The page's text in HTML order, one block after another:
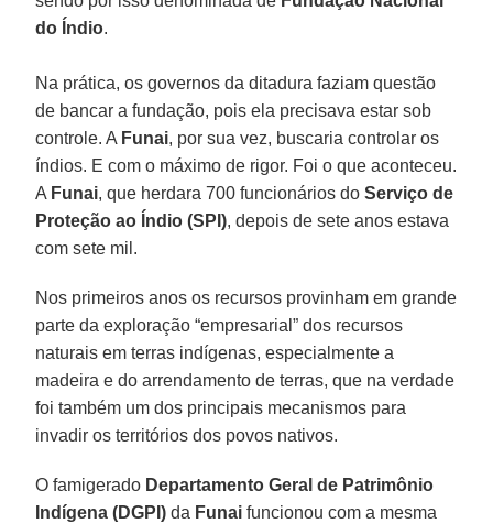
do Índio.
Na prática, os governos da ditadura faziam questão
de bancar a fundação, pois ela precisava estar sob
controle. A Funai, por sua vez, buscaria controlar os
índios. E com o máximo de rigor. Foi o que aconteceu.
A Funai, que herdara 700 funcionários doServiço de
Proteção ao Índio (SPI), depois de sete anos estava
com sete mil.
Nos primeiros anos os recursos provinham em grande
parte da exploração “empresarial” dos recursos
naturais em terras indígenas, especialmente a
madeira e do arrendamento de terras, que na verdade
foi também um dos principais mecanismos para
invadir os territórios dos povos nativos.
O famigerado Departamento Geral de Patrimônio
Indígena (DGPI) da Funai funcionou com a mesma